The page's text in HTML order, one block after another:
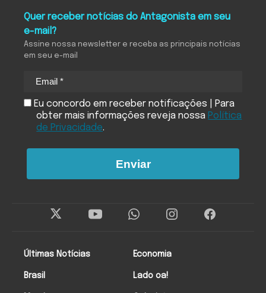
Últimas Notícias
Brasil
Economia
Lado oa!
Quer receber notícias do Antagonista em seu
e-mail?
Assine nossa newsletter e receba as principais notícias
em seu e-mail
Eu concordo em receber notificações | Para
obter mais informações reveja nossa Política
de Privacidade.
Enviar